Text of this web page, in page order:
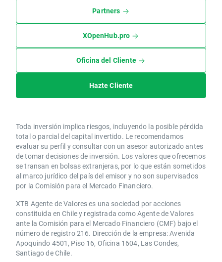
Partners
XOpenHub.pro
Oficina del Cliente
Hazte Cliente
Toda inversión implica riesgos, incluyendo la posible pérdida
total o parcial del capital invertido. Le recomendamos
evaluar su perfil y consultar con un asesor autorizado antes
de tomar decisiones de inversión. Los valores que ofrecemos
se transan en bolsas extranjeras, por lo que están sometidos
al marco jurídico del país del emisor y no son supervisados
por la Comisión para el Mercado Financiero.
XTB Agente de Valores es una sociedad por acciones
constituida en Chile y registrada como Agente de Valores
ante la Comisión para el Mercado Financiero (CMF) bajo el
número de registro 216. Dirección de la empresa: Avenida
Apoquindo 4501, Piso 16, Oficina 1604, Las Condes,
Santiago de Chile.